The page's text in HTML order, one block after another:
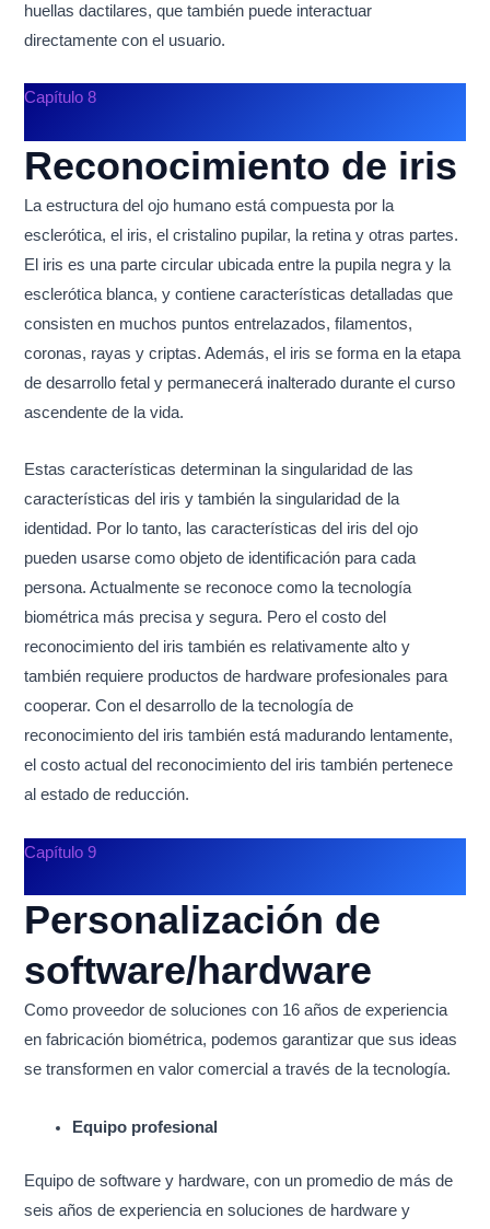
huellas dactilares, que también puede interactuar
directamente con el usuario.
Capítulo 8
Reconocimiento de iris
La estructura del ojo humano está compuesta por la
esclerótica, el iris, el cristalino pupilar, la retina y otras partes.
El iris es una parte circular ubicada entre la pupila negra y la
esclerótica blanca, y contiene características detalladas que
consisten en muchos puntos entrelazados, filamentos,
coronas, rayas y criptas. Además, el iris se forma en la etapa
de desarrollo fetal y permanecerá inalterado durante el curso
ascendente de la vida.
Estas características determinan la singularidad de las
características del iris y también la singularidad de la
identidad. Por lo tanto, las características del iris del ojo
pueden usarse como objeto de identificación para cada
persona. Actualmente se reconoce como la tecnología
biométrica más precisa y segura. Pero el costo del
reconocimiento del iris también es relativamente alto y
también requiere productos de hardware profesionales para
cooperar. Con el desarrollo de la tecnología de
reconocimiento del iris también está madurando lentamente,
el costo actual del reconocimiento del iris también pertenece
al estado de reducción.
Capítulo 9
Personalización de
software/hardware
Como proveedor de soluciones con 16 años de experiencia
en fabricación biométrica, podemos garantizar que sus ideas
se transformen en valor comercial a través de la tecnología.
Equipo profesional
Equipo de software y hardware, con un promedio de más de
seis años de experiencia en soluciones de hardware y